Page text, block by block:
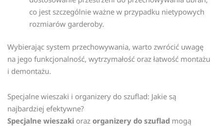
co jest szczególnie ważne w przypadku nietypowych
rozmiarów garderoby.
Wybierając system przechowywania, warto zwrócić uwagę
na jego funkcjonalność, wytrzymałość oraz łatwość montażu
i demontażu.
Specjalne wieszaki i organizery do szuflad: Jakie są
najbardziej efektywne?
Specjalne wieszaki oraz organizery do szuflad mogą